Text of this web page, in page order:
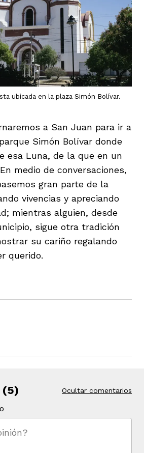
ubicada en la plaza Simón Bolívar.
a San Juan para ir a
Simón Bolívar donde
esa Luna, de la que en un
medio de conversaciones,
gran parte de la
vivencias y apreciando
mientras alguien, desde
sigue otra tradición
su cariño regalando
querido.
(5) Ocultar comentarios